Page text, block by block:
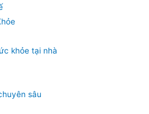
khỏe tại nhà
sâu